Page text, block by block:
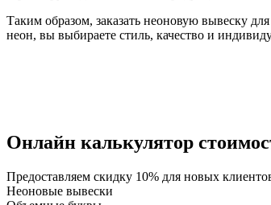
Таким образом, заказать неоновую вывеску
неон, вы выбираете стиль, качество и
Онлайн калькулятор
Предоставляем скидку 10% для новых
Неоновые вывески